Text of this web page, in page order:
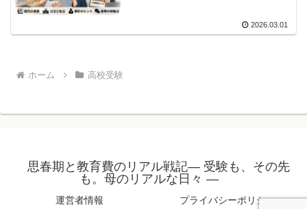
2026.03.01
ホーム 高校受験
思春期と教育費のリアル戦記― 受験も、その先
も。母のリアルな日々 ―
運営者情報 プライバシーポリシー